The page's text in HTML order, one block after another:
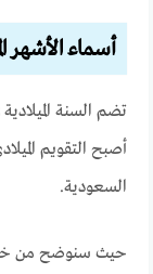
أسماء الأشهر
أصبح التقويم
السعودية.
حيث سنوضح من خلال